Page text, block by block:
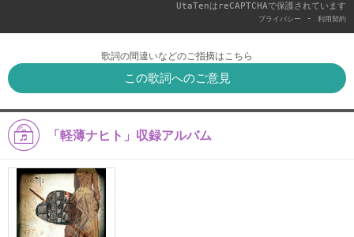
UtaTenはreCAPTCHAで保護されています
プライバシー - 利用契約
歌詞の間違いなどのご指摘はこちら
この歌詞へのご意見
「軽薄ナヒト」収録アルバム